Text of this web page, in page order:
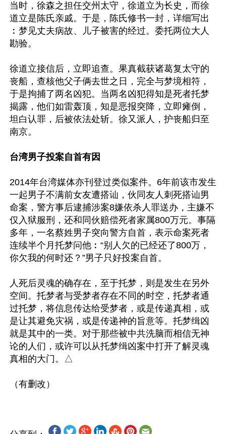
当时，徐森之担任交州太守，徐道立为长史，而徐
道立是陈氏亲戚。于是，陈氏修书一封，详细写出
︰梦见丈夫病故、儿子被害的经过。委托两位大人
勘验。
徐道立接信后，立即追查。果真截获诸葛复太守的
丧船，查核他父子俩去世之日，完全与梦境相符，
于是拘捕了两名凶犯。当两名凶犯得知是死者托梦
揭露，他们如雷轰顶，知是恶报突降，立即瘫倒，
坦白认罪，后被依法处斩。徐又派人，护丧船归至
南京。
台湾男子投案自首有因
2014年台湾媒体亦刊登过类似案件。6年前该市发生
一起男子不满前女友遭搭讪，伙同友人刺死搭讪男
命案，警方事后逮捕涉案8嫌依杀人罪送办，主嫌不
仅入狱服刑，还和同伙赔偿死者家属800万元。事隔
多年，一名蔡姓男子突向警方自首，表示命案死者
连续半个月托梦问他︰“别人欠的已经还了800万，
你欠我的何时还？”男子只好投案自首。
人死后灵魂的确存在，至于托梦，则是发生在另外
空间。托梦者与受梦者存在不同的时空，托梦者通
过托梦，将信息传达给受梦者，或是传递真相，或
是让其避免灾祸，或是传递神的旨意等。托梦缉凶
就是其中的一类。对于那些被中共洗脑而相信无神
论的人们，或许可以从托梦缉凶案中打开了解灵魂
真相的大门。△